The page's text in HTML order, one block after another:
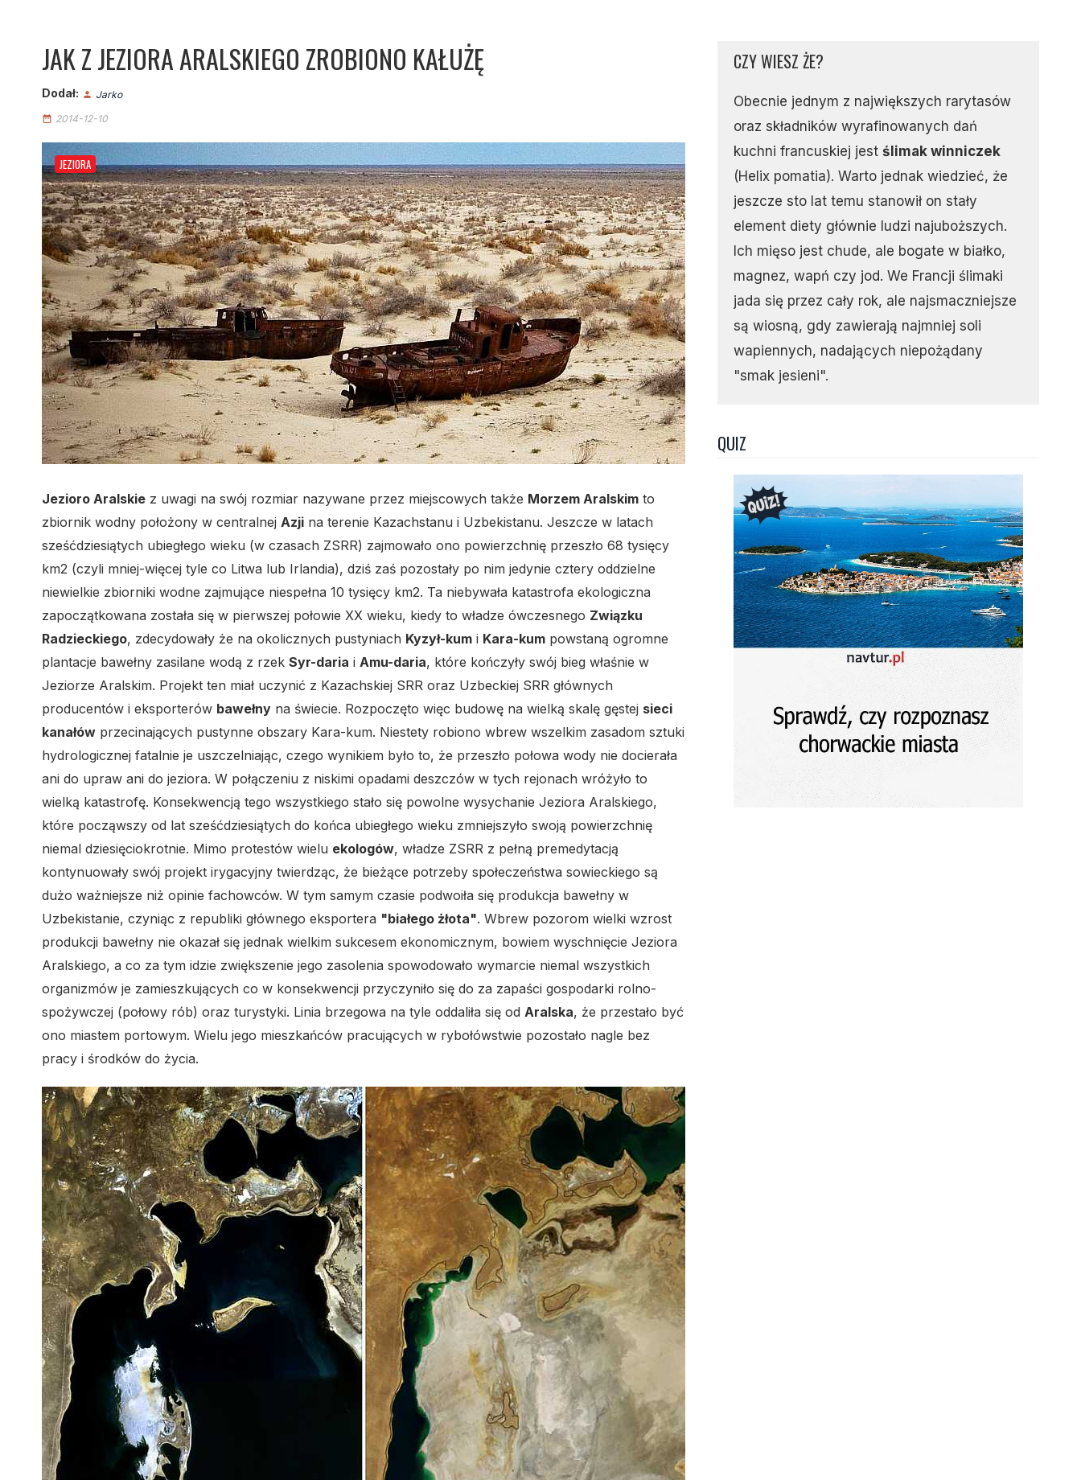
JAK Z JEZIORA ARALSKIEGO ZROBIONO KAŁUŻĘ
Dodał: person Jarko
date_range 2014-12-10
JEZIORA
Jezioro Aralskie z uwagi na swój rozmiar nazywane przez miejscowych także Morzem Aralskim to
zbiornik wodny położony w centralnej Azji na terenie Kazachstanu i Uzbekistanu. Jeszcze w latach
sześćdziesiątych ubiegłego wieku (w czasach ZSRR) zajmowało ono powierzchnię przeszło 68 tysięcy
km2 (czyli mniej-więcej tyle co Litwa lub Irlandia), dziś zaś pozostały po nim jedynie cztery oddzielne
niewielkie zbiorniki wodne zajmujące niespełna 10 tysięcy km2. Ta niebywała katastrofa ekologiczna
zapoczątkowana została się w pierwszej połowie XX wieku, kiedy to władze ówczesnego Związku
Radzieckiego, zdecydowały że na okolicznych pustyniach Kyzył-kum i Kara-kum powstaną ogromne
plantacje bawełny zasilane wodą z rzek Syr-daria i Amu-daria, które kończyły swój bieg właśnie w
Jeziorze Aralskim. Projekt ten miał uczynić z Kazachskiej SRR oraz Uzbeckiej SRR głównych
producentów i eksporterów bawełny na świecie. Rozpoczęto więc budowę na wielką skalę gęstej sieci
kanałów przecinających pustynne obszary Kara-kum. Niestety robiono wbrew wszelkim zasadom sztuki
hydrologicznej fatalnie je uszczelniając, czego wynikiem było to, że przeszło połowa wody nie docierała
ani do upraw ani do jeziora. W połączeniu z niskimi opadami deszczów w tych rejonach wróżyło to
wielką katastrofę. Konsekwencją tego wszystkiego stało się powolne wysychanie Jeziora Aralskiego,
które począwszy od lat sześćdziesiątych do końca ubiegłego wieku zmniejszyło swoją powierzchnię
niemal dziesięciokrotnie. Mimo protestów wielu ekologów, władze ZSRR z pełną premedytacją
kontynuowały swój projekt irygacyjny twierdząc, że bieżące potrzeby społeczeństwa sowieckiego są
dużo ważniejsze niż opinie fachowców. W tym samym czasie podwoiła się produkcja bawełny w
Uzbekistanie, czyniąc z republiki głównego eksportera "białego żłota". Wbrew pozorom wielki wzrost
produkcji bawełny nie okazał się jednak wielkim sukcesem ekonomicznym, bowiem wyschnięcie Jeziora
Aralskiego, a co za tym idzie zwiększenie jego zasolenia spowodowało wymarcie niemal wszystkich
organizmów je zamieszkujących co w konsekwencji przyczyniło się do za zapaści gospodarki rolno-
spożywczej (połowy rób) oraz turystyki. Linia brzegowa na tyle oddaliła się od Aralska, że przestało być
ono miastem portowym. Wielu jego mieszkańców pracujących w rybołówstwie pozostało nagle bez
pracy i środków do życia.
CZY WIESZ ŻE?
Obecnie jednym z największych rarytasów
oraz składników wyrafinowanych dań
kuchni francuskiej jest ślimak winniczek
(Helix pomatia). Warto jednak wiedzieć, że
jeszcze sto lat temu stanowił on stały
element diety głównie ludzi najuboższych.
Ich mięso jest chude, ale bogate w białko,
magnez, wapń czy jod. We Francji ślimaki
jada się przez cały rok, ale najsmaczniejsze
są wiosną, gdy zawierają najmniej soli
wapiennych, nadających niepożądany
"smak jesieni".
QUIZ